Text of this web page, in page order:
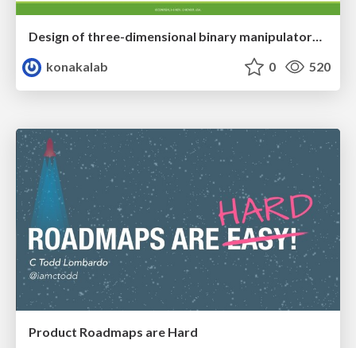
konakalab
0 520
Product Roadmaps are Hard